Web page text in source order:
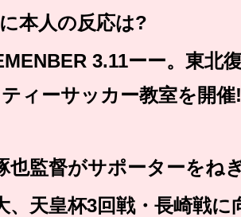
本人の反応は?
3.11ーー。東北
ィーサッカー教室を開
也監督がサポーターをね
、天皇杯3回戦・長崎戦